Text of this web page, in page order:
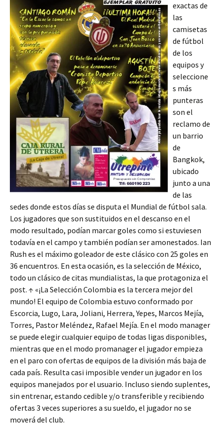
exactas de
las
camisetas
de fútbol
de los
equipos y
seleccione
s más
punteras
son el
reclamo de
un barrio
de
Bangkok,
ubicado
junto a una
de las
sedes donde estos días se disputa el Mundial de fútbol sala.
Los jugadores que son sustituidos en el descanso en el
modo resultado, podían marcar goles como si estuviesen
todavía en el campo y también podían ser amonestados. Ian
Rush es el máximo goleador de este clásico con 25 goles en
36 encuentros. En esta ocasión, es la selección de México,
todo un clásico de citas mundialistas, la que protagoniza el
post. ↑ «¡La Selección Colombia es la tercera mejor del
mundo! El equipo de Colombia estuvo conformado por
Escorcia, Lugo, Lara, Joliani, Herrera, Yepes, Marcos Mejía,
Torres, Pastor Meléndez, Rafael Mejía. En el modo manager
se puede elegir cualquier equipo de todas ligas disponibles,
mientras que en el modo promanager el jugador empieza
en el paro con ofertas de equipos de la división más baja de
cada país. Resulta casi imposible vender un jugador en los
equipos manejados por el usuario. Incluso siendo suplentes,
sin entrenar, estando cedible y/o transferible y recibiendo
ofertas 3 veces superiores a su sueldo, el jugador no se
moverá del club.